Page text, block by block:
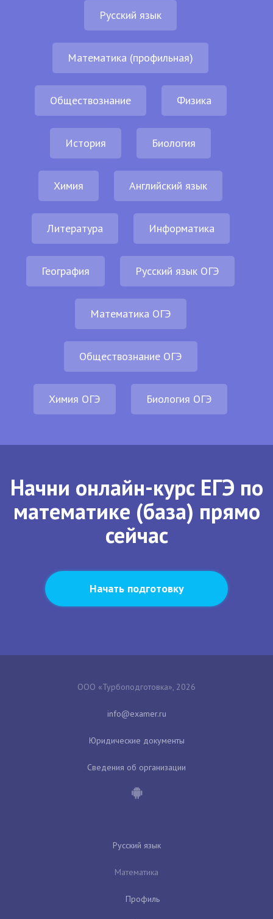
Русский язык
Математика (профильная)
Обществознание Физика
История Биология
Химия Английский язык
Литература Информатика
География Русский язык ОГЭ
Математика ОГЭ
Обществознание ОГЭ
Химия ОГЭ Биология ОГЭ
Начни онлайн-курс ЕГЭ по
математике (база) прямо
сейчас
Начать подготовку
ООО «Турбоподготовка», 2026
Юридические документы
Сведения об организации
Русский язык
Математика
Профиль